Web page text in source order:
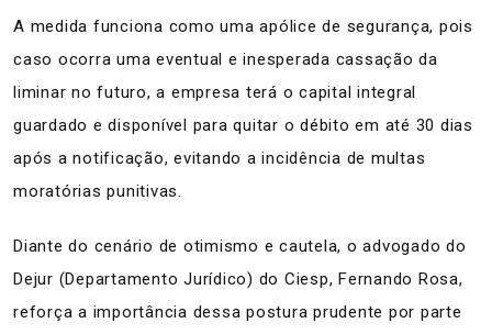
A medida funciona como uma apólice de segurança, pois
caso ocorra uma eventual e inesperada cassação da
liminar no futuro, a empresa terá o capital integral
guardado e disponível para quitar o débito em até 30 dias
após a notificação, evitando a incidência de multas
moratórias punitivas.
Diante do cenário de otimismo e cautela, o advogado do
Dejur (Departamento Jurídico) do Ciesp, Fernando Rosa,
reforça a importância dessa postura prudente por parte